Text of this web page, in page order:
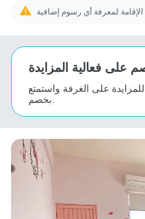
على فعالية المزايدة
على الغرفة واستمتع